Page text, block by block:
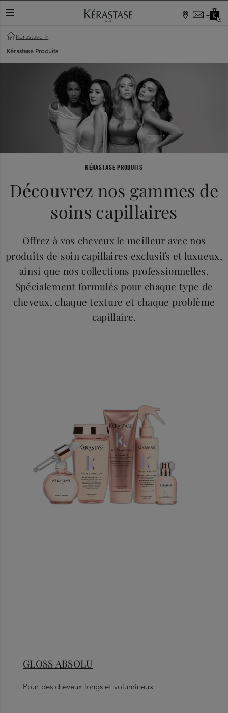
TOGGLE NAVIGATION
Kérastase >
Kérastase Produits
KÉRASTASE PRODUITS
Découvrez nos gammes de
soins capillaires
Offrez à vos cheveux le meilleur avec nos
produits de soin capillaires exclusifs et luxueux,
ainsi que nos collections professionnelles.
Spécialement formulés pour chaque type de
cheveux, chaque texture et chaque problème
capillaire.
GLOSS ABSOLU
Pour des cheveux longs et volumineux